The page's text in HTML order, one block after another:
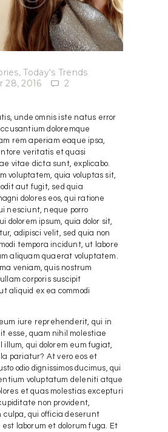
,Today's Trends
28, 2016
2
unde omnis iste natus error
doloremque
rem aperiam eaque ipsa,
veritatis et quasi
vitae dicta sunt, explicabo.
voluptatem, quia voluptas sit,
aut fugit, sed quia
dolores eos, qui ratione
nesciunt, neque porro
dolorem ipsum, quia dolor sit,
adipisci velit, sed quia non
tempora incidunt, ut labore
aliquam quaerat voluptatem.
veniam, quis nostrum
corporis suscipit
aliquid ex ea commodi
iure reprehenderit, qui in
esse, quam nihil molestiae
illum, qui dolorem eum fugiat,
pariatur? At vero eos et
odio dignissimos ducimus, qui
voluptatum deleniti atque
et quas molestias excepturi
non provident,
culpa, qui officia deserunt
est laborum et dolorum fuga. Et